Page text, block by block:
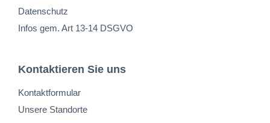
Datenschutz
Infos gem. Art 13-14 DSGVO
Kontaktieren Sie uns
Kontaktformular
Unsere Standorte